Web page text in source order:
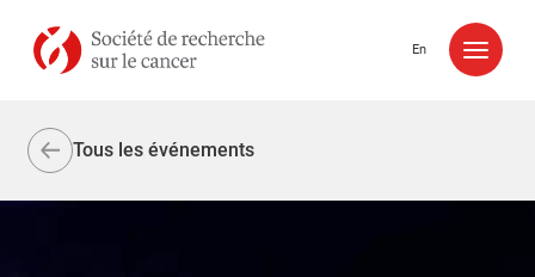
En
Tous les événements